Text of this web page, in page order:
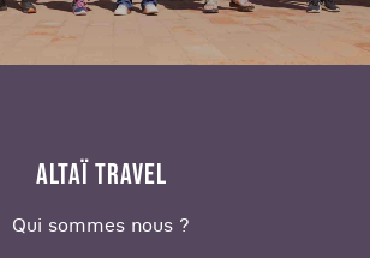
ALTAÏ TRAVEL
Qui sommes nous ?